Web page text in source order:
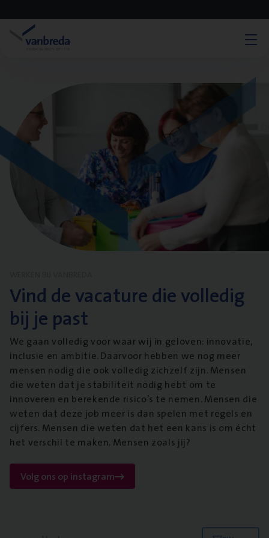
Vind de vacature die volledig
bij je past
We gaan volledig voor waar wij in geloven: innovatie,
inclusie en ambitie. Daarvoor hebben we nog meer
mensen nodig die ook volledig zichzelf zijn. Mensen
die weten dat je stabiliteit nodig hebt om te
innoveren en berekende risico’s te nemen. Mensen die
weten dat deze job meer is dan spelen met regels en
cijfers. Mensen die weten dat het een kans is om écht
het verschil te maken. Mensen zoals jij?
Volg ons op instagram